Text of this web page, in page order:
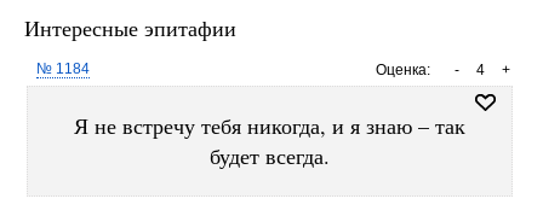
Интересные эпитафии
Оценка: +
4
-
№ 1184
Я не встречу тебя никогда, и я знаю – так
будет всегда.